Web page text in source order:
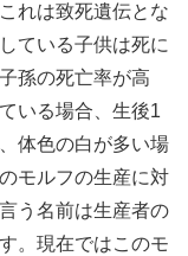
れは致死遺伝とな
ている子供は死に
孫の死亡率が高
いる場合、生後1
体色の白が多い場
モルフの生産に対
う名前は生産者の
。現在ではこのモ